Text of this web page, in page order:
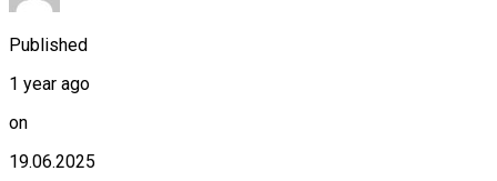
Published
1 year ago
on
19.06.2025